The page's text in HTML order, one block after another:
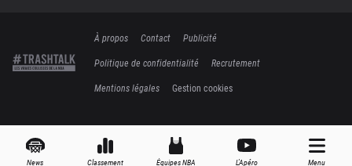
News Classement Équipes NBA L'Apéro Menu
À propos Contact
Publicité
Politique de confidentialité
Recrutement
Mentions légales
Gestion cookies